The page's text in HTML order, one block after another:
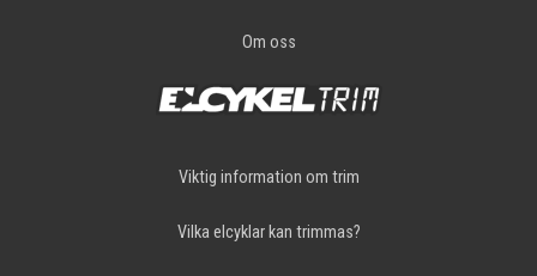
Om oss
Viktig information om trim
Vilka elcyklar kan trimmas?